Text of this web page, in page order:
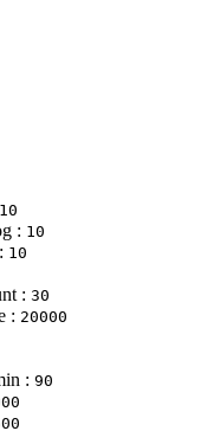
10
: 10
10
: 30
: 20000
: 90